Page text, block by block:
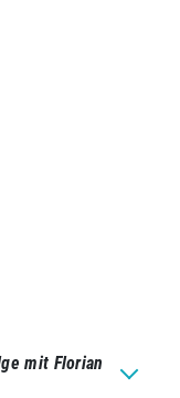
mit Florian